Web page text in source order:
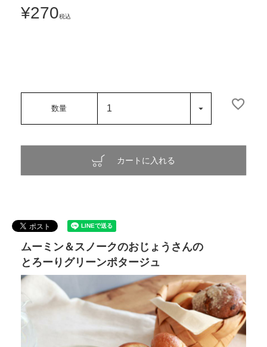
¥270税込
カートに入れる
ムーミン＆スノークのおじょうさんの
とろーりグリーンポタージュ